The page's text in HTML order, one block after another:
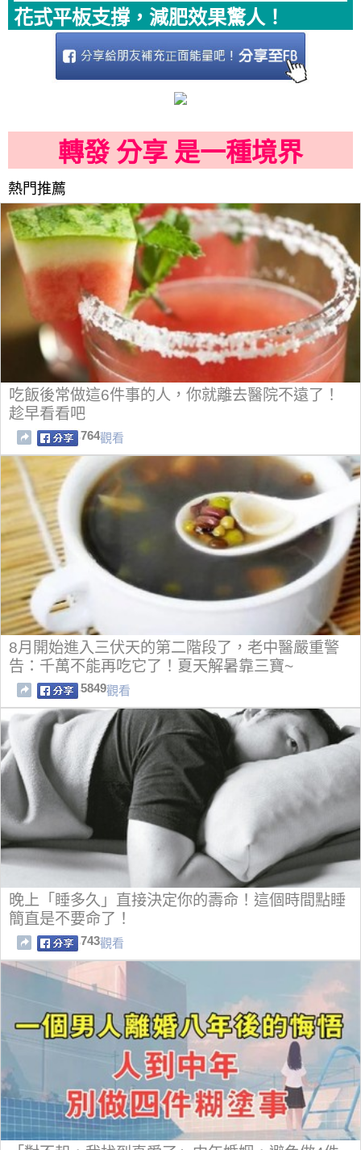
花式平板支撐，減肥效果驚人！
轉發 分享 是一種境界
熱門推薦
吃飯後常做這6件事的人，你就離去醫院不遠了！
趁早看看吧
764觀看
8月開始進入三伏天的第二階段了，老中醫嚴重警
告：千萬不能再吃它了！夏天解暑靠三寶~
5849觀看
晚上「睡多久」直接決定你的壽命！這個時間點睡
簡直是不要命了！
743觀看